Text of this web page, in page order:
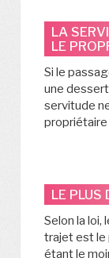
LA
LE
Si le
une
servitude
propriétaire
LE PLUS
Selon la
trajet est le
étant le